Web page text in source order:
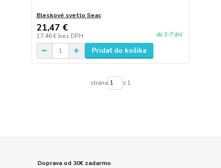
Bleskové svetlo Seac
21,47 €
17,46 € bez DPH do 3-7 dní
Pridať do košíka
strana z 1
Doprava od 30€ zadarmo